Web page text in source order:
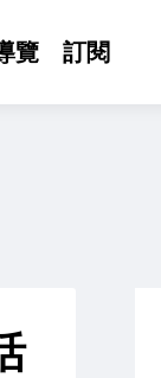
覽 訂閱